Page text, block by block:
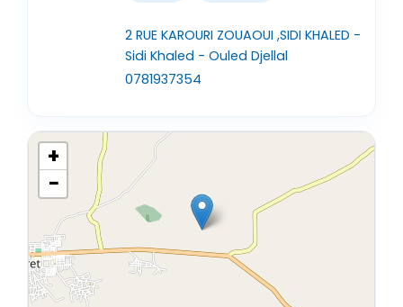
2 RUE KAROURI ZOUAOUI ,SIDI KHALED -
Sidi Khaled - Ouled Djellal
0781937354
+
−